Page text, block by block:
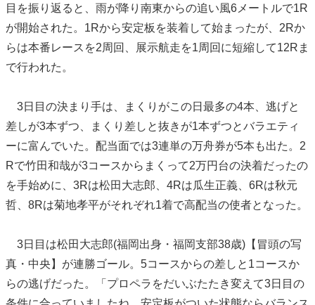
目を振り返ると、雨が降り南東からの追い風6メートルで1R
が開始された。1Rから安定板を装着して始まったが、2Rか
らは本番レースを2周回、展示航走を1周回に短縮して12Rま
で行われた。
3日目の決まり手は、まくりがこの日最多の4本、逃げと
差しが3本ずつ、まくり差しと抜きが1本ずつとバラエティ
ーに富んでいた。配当面では3連単の万舟券が5本も出た。2
Rで竹田和哉が3コースからまくって2万円台の決着だったの
を手始めに、3Rは松田大志郎、4Rは瓜生正義、6Rは秋元
哲、8Rは菊地孝平がそれぞれ1着で高配当の使者となった。
3日目は松田大志郎(福岡出身・福岡支部38歳)【冒頭の写
真・中央】が連勝ゴール。5コースからの差しと1コースか
らの逃げだった。「プロペラをだいぶたたき変えて3日目の